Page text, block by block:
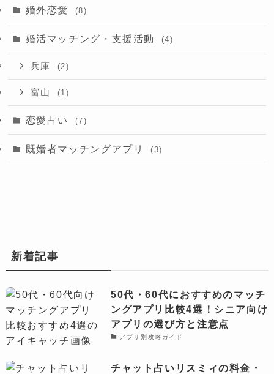
婚外恋愛 (8)
婚活マッチング・支援活動 (4)
兵庫 (2)
富山 (1)
恋愛占い (7)
既婚者マッチングアプリ (3)
新着記事
50代・60代におすすめのマッチ
ングアプリ比較4選！シニア向け
アプリの選び方と注意点
アプリ別攻略ガイド
チャット占いリスミィの料金・